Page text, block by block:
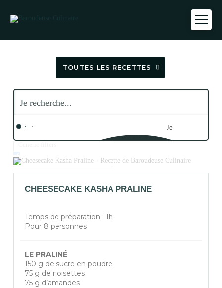
TOUTES LES RECETTES
Je
Search in title
CHEESECAKE KASHA PRALINE
Temps de préparation : 1h
Pour 8 personnes
LE PRALINÉ
150 g de sucre en poudre
75 g de noisettes
75 g d’amandes